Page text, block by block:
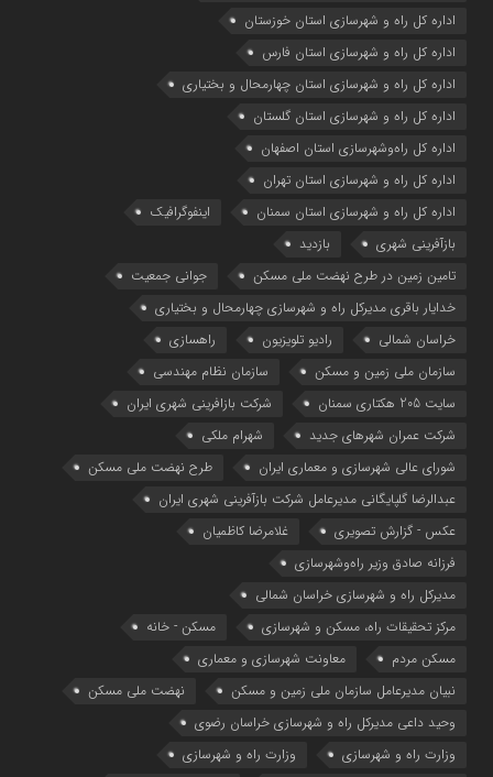
اداره كل راه و شهرسازي استان خوزستان
اداره كل راه و شهرسازي استان فارس
اداره كل راه و شهرسازي استان چهارمحال و بختياري
اداره كل راه و شهرسازي استان گلستان
اداره كل راه‌و‌شهرسازي استان اصفهان
اداره کل راه و شهرسازی استان تهران
اداره کل راه و شهرسازی استان سمنان
اینفوگرافیک
بازآفرینی شهری
بازدید
تامین زمین در طرح نهضت ملی مسکن
جوانی جمعیت
خدایار باقری مدیرکل راه و شهرسازی چهارمحال و بختیاری
خراسان شمالی
رادیو تلویزیون
راهسازی
سازمان ملی زمین و مسکن
سازمان نظام مهندسی
سایت 205 هکتاری سمنان
شرکت بازافرینی شهری ایران
شرکت عمران شهرهای جدید
شهرام ملکی
شوراي عالي شهرسازی و معماري ايران
طرح نهضت ملی مسکن
عبدالرضا گلپایگانی مدیرعامل شرکت بازآفرینی شهری ایران
عکس - گزارش تصویری
غلامرضا کاظمیان
فرزانه صادق وزیر راه‌وشهرسازی
مدیرکل راه و شهرسازی خراسان شمالی
مرکز تحقیقات راه، مسکن و شهرسازی
مسکن - خانه
مسکن مردم
معاونت شهرسازي و معماري
نبیان مدیرعامل سازمان ملی زمین و مسکن
نهضت ملی مسکن
وحید داعی مدیرکل راه و شهرسازی خراسان رضوی
وزارت راه و شهرسازي
وزارت راه و شهرسازی